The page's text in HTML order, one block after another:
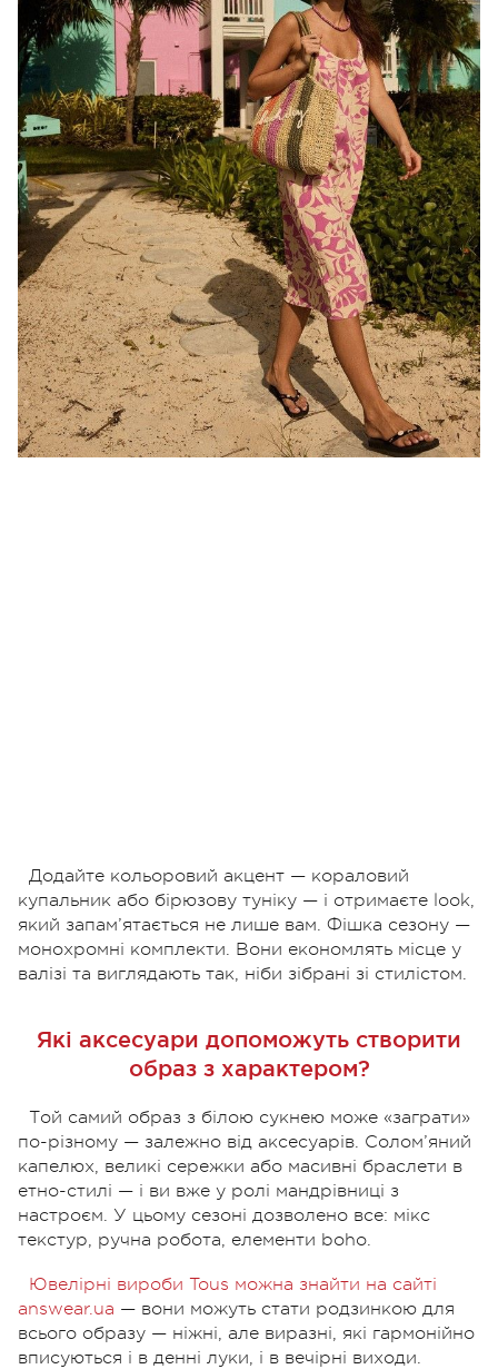
Додайте кольоровий акцент — кораловий
купальник або бірюзову туніку — і отримаєте look,
який запам’ятається не лише вам. Фішка сезону —
монохромні комплекти. Вони економлять місце у
валізі та виглядають так, ніби зібрані зі стилістом.
Які аксесуари допоможуть створити
образ з характером?
Той самий образ з білою сукнею може «заграти»
по-різному — залежно від аксесуарів. Солом’яний
капелюх, великі сережки або масивні браслети в
етно-стилі — і ви вже у ролі мандрівниці з
настроєм. У цьому сезоні дозволено все: мікс
текстур, ручна робота, елементи boho.
Ювелірні вироби Tous можна знайти на сайті
answear.ua — вони можуть стати родзинкою для
всього образу — ніжні, але виразні, які гармонійно
вписуються і в денні луки, і в вечірні виходи.